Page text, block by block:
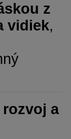
z
vidiek,
a